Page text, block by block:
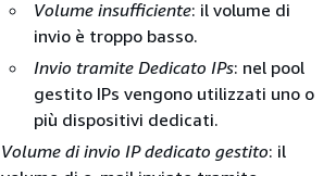
Volume insufficiente: il volume di
invio è troppo basso.
Invio tramite Dedicato IPs: nel pool
gestito IPs vengono utilizzati uno o
più dispositivi dedicati.
Volume di invio IP dedicato gestito: il